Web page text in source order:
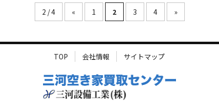
2 / 4 « 1 2 3 4 »
TOP 会社情報 サイトマップ